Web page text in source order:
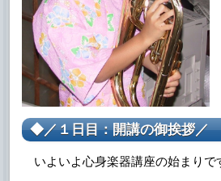
◆／１日目：開講の御挨拶／
いよいよ心身楽器講座の始まりで